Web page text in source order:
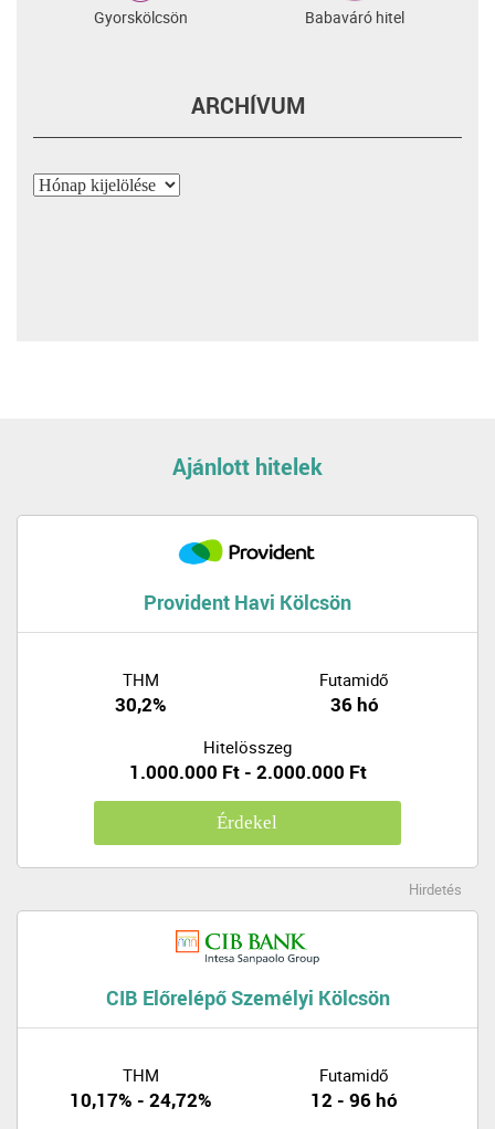
Gyorskölcsön Babaváró hitel
ARCHÍVUM
Archívum
Ajánlott hitelek
Provident Havi Kölcsön
THM
30,2%
Futamidő
36 hó
Hitelösszeg
1.000.000 Ft - 2.000.000 Ft
Érdekel
Hirdetés
CIB Előrelépő Személyi Kölcsön
THM
10,17% - 24,72%
Futamidő
12 - 96 hó